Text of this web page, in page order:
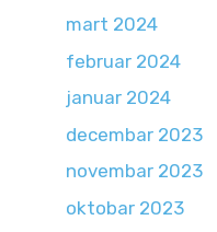
mart 2024
februar 2024
januar 2024
decembar 2023
novembar 2023
oktobar 2023